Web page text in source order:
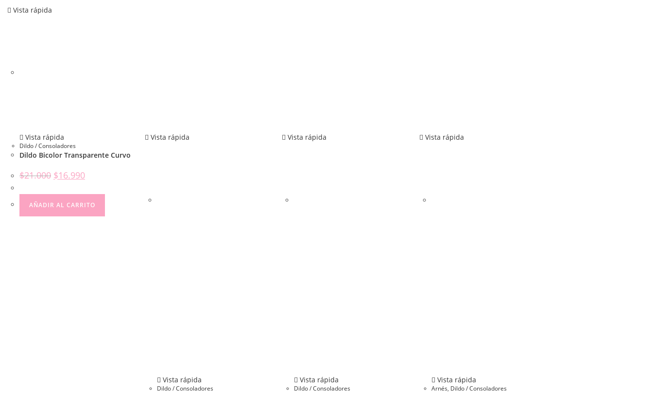
Vista rápida
Vista rápida
Dildo / Consoladores
Dildo Bicolor Transparente Curvo
$21.000 $16.990
AÑADIR AL CARRITO
Vista rápida
Vista rápida
Dildo / Consoladores
Vista rápida
Vista rápida
Dildo / Consoladores
Vista rápida
Vista rápida
Arnés, Dildo / Consoladores